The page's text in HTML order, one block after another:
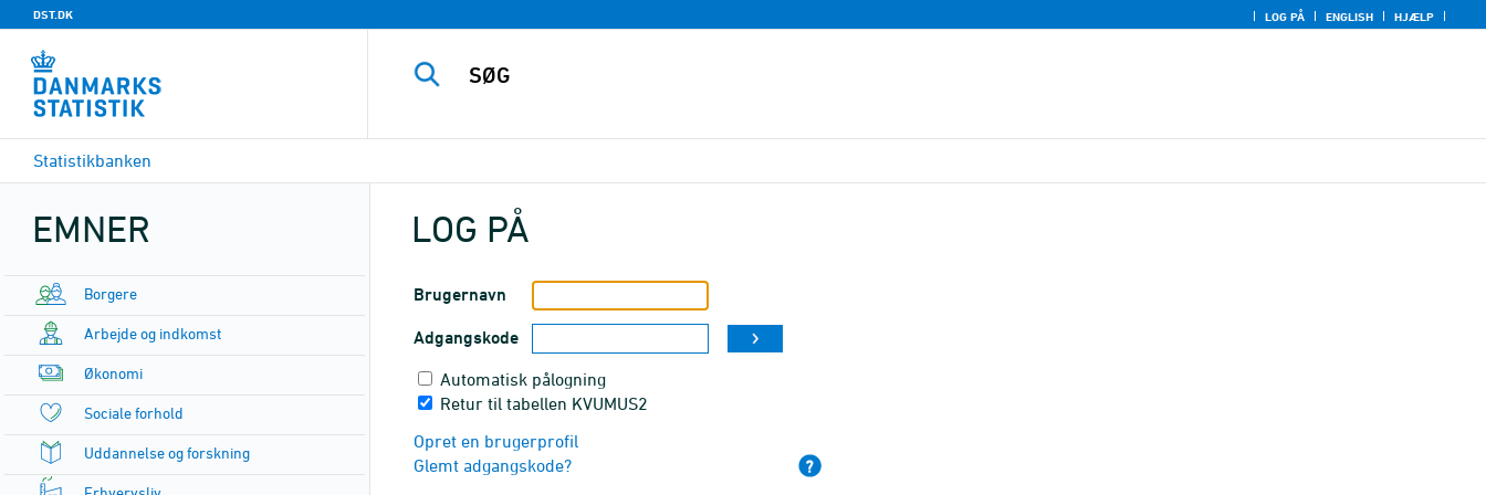
DST.DK LOG PÅ ENGLISH HJÆLP
Statistikbanken
EMNER
Borgere
Arbejde og indkomst
Økonomi
Sociale forhold
Uddannelse og forskning
LOG PÅ
Brugernavn
Adgangskode
Automatisk pålogning
Retur til tabellen KVUMUS2
Opret en brugerprofil
Glemt adgangskode?